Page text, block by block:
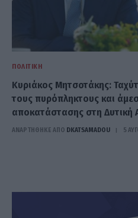
ΠΟΛΙΤΙΚΉ
Κυριάκος Μητσοτάκης:
τους πυρόπληκτους και
αποκατάστασης στη Δυτική
ΑΝΑΡΤΗΘΗΚΕ ΑΠΟ DKATSAMADOU 5